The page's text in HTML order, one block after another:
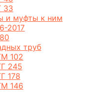
33
и муфты к ним
2017
труб
102
245
178
146